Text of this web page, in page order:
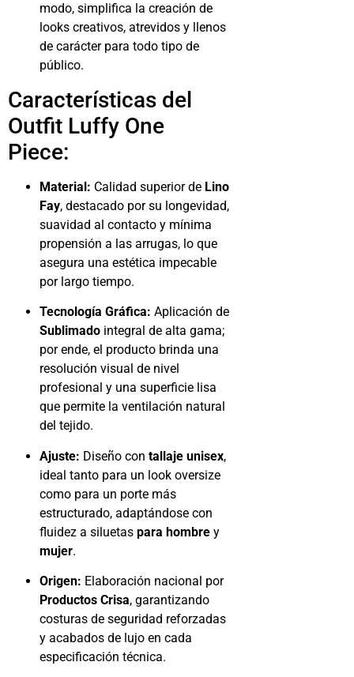
modo, simplifica la creación de
looks creativos, atrevidos y llenos
de carácter para todo tipo de
público.
Características del
Outfit Luffy One
Piece:
Material: Calidad superior de Lino
Fay, destacado por su longevidad,
suavidad al contacto y mínima
propensión a las arrugas, lo que
asegura una estética impecable
por largo tiempo.
Tecnología Gráfica: Aplicación de
Sublimado integral de alta gama;
por ende, el producto brinda una
resolución visual de nivel
profesional y una superficie lisa
que permite la ventilación natural
del tejido.
Ajuste: Diseño con tallaje unisex,
ideal tanto para un look oversize
como para un porte más
estructurado, adaptándose con
fluidez a siluetas para hombre y
mujer.
Origen: Elaboración nacional por
Productos Crisa, garantizando
costuras de seguridad reforzadas
y acabados de lujo en cada
especificación técnica.